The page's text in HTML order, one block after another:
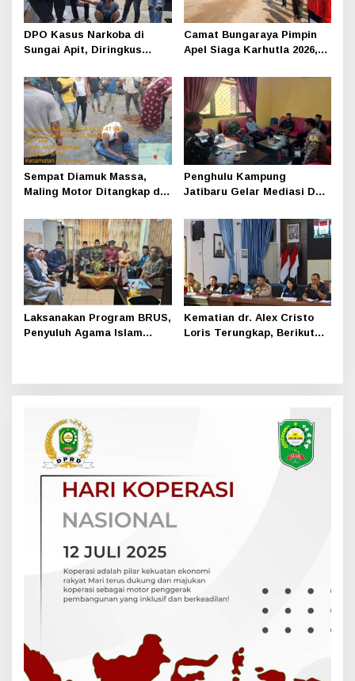
DPO Kasus Narkoba di
Sungai Apit, Diringkus
Camat Bungaraya Pimpin
Apel Siaga Karhutla 2026,
Perusahaan dan
Masyarakat Dikuatkan
Sempat Diamuk Massa,
Maling Motor Ditangkap di
Penghulu Kampung
Jatibaru Gelar Mediasi Dua
Pihak Tak Hadir
Laksanakan Program BRUS,
Penyuluh Agama Islam
Kematian dr. Alex Cristo
Loris Terungkap, Berikut